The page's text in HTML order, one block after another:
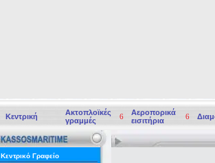
Κεντρική
Ακτοπλοϊκές
γραμμές
6
Αεροπορικά
εισιτήρια
6
Κεντρικό Γραφείο